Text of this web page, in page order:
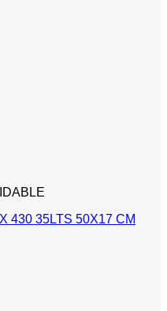
430 35LTS 50X17 CM